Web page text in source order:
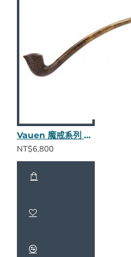
Vauen 魔戒系列 Sungard S 長斗
NT$6,800